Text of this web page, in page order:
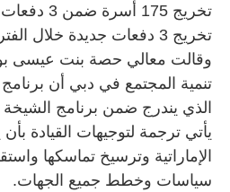
تخريج 175
تخريج 3 دفعات جديدة خلال الفترة المقبلة.
وقالت معالي حصة بنت عيسى
تنمية المجتمع في دبي أن برنامج
الذي يندرج ضمن برنامج
يأتي ترجمة لتوجيهات القيادة
الإماراتية وترسيخ تماسكها
سياسات وخطط جميع الجهات.